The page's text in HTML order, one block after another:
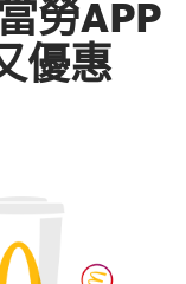
勞APP
優惠